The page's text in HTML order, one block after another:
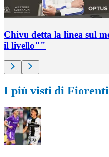
Chivu detta la linea sul
il livello""
I più visti di